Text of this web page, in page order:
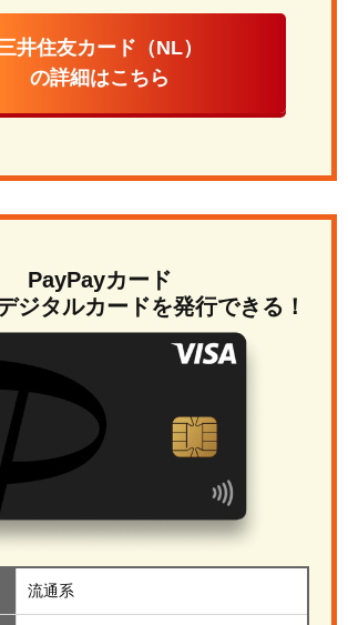
井住友カード（NL）
の詳細はこちら
PayPayカード
ジタルカードを発行できる！
流通系